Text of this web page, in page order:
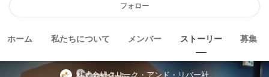
フォロー
ホーム 私たちについて メンバー ストーリー 募集
株式会社クリーク・アンド・リバー社